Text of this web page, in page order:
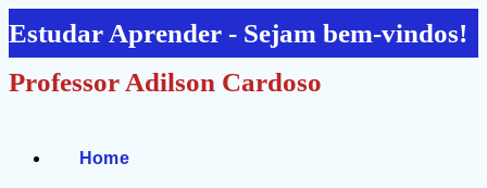
Ir
para
o
Estudar Aprender - Sejam bem-vindos!
Professor Adilson Cardoso
Home